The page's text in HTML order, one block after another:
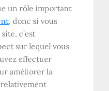
un rôle important
, donc si vous
c’est
sur lequel vous
effectuer
améliorer la